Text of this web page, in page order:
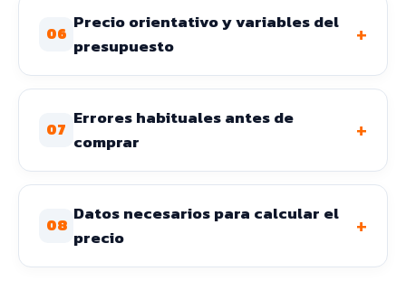
06
Precio orientativo y variables del
presupuesto
+
07
Errores habituales antes de
comprar
+
08
Datos necesarios para calcular el
precio
+